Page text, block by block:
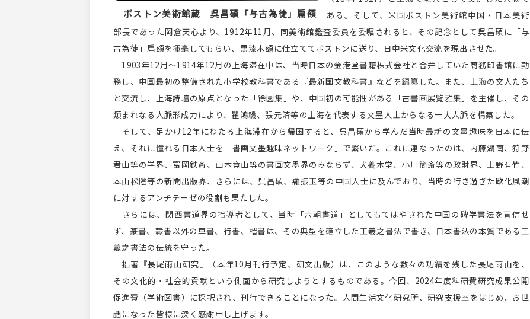
ボストン美術館蔵 呉昌碩「与古為徒」扁額
ある。そして、米国ボストン美術館中国・日本美術
部長であった岡倉天心より、1912年11月、同美術館鑑査委員を委嘱されると、その記念として呉昌碩に「与
古為徒」扁額を揮毫してもらい、黒漆木額に仕立ててボストンに送り、日中米文化交流を現出させた。
1903年12月〜1914年12月の上海滞在中は、当時日本の金港堂書籍株式会社と合弁していた商務印書館に勤
務し、中国最初の整備された小学校教科書である『最新国文教科書』などを編纂した。また、上海の文人たち
と交流し、上海詩壇の原点となった「徐園集」や、中国初の可能性がある「古書画展覧雅集」を主催し、その
類まれなる人脈形成力により、瞿鴻禨、張元済等の上海を代表する文墨人士からなる一大人脈を構築した。
そして、足かけ12年にわたる上海滞在から帰国すると、呉昌碩から学んだ当時最新の文墨趣味を日本に伝
え、それに憧れる日本人士を「書画文墨趣味ネットワーク」で繋いだ。これに連なったのは、内藤湖南、狩野
君山等の学界、富岡鉄斎、山本竟山等の書画文墨界のみならず、犬養木堂、小川簡斎等の政財界、上野有竹、
本山松陰等の新聞出版界、さらには、呉昌碩、羅振玉等の中国人士に及んでおり、当時の行き過ぎた欧化風潮
に対するアンチテーゼの役割も果たした。
さらには、関西書道界の指導者として、当時「六朝書道」としてもてはやされた中国の碑学書法を盲信せ
ず、篆書、隷書以外の草書、行書、楷書は、その典型を確立した王羲之書法で書き、日本書法の本質である王
羲之書法の伝統を守った。
拙著『長尾雨山研究』（本年10月刊行予定、研文出版）は、このような数々の功績を残した長尾雨山を、
その文化的・社会的貢献という側面から研究しようとするものである。今回、2024年度科研費研究成果公開
促進費（学術図書）に採択され、刊行できることになった。人間生活文化研究所、研究支援室をはじめ、お世
話になった皆様に深く感謝申し上げます。